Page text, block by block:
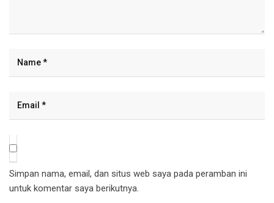
Simpan nama, email, dan situs web saya pada peramban ini
untuk komentar saya berikutnya.